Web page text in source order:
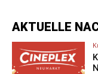
AKTUELLE